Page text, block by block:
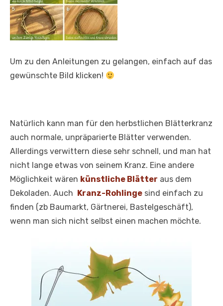
Um zu den Anleitungen zu gelangen, einfach auf das
gewünschte Bild klicken!
Natürlich kann man für den herbstlichen Blätterkranz
auch normale, unpräparierte Blätter verwenden.
Allerdings verwittern diese sehr schnell, und man hat
nicht lange etwas von seinem Kranz. Eine andere
Möglichkeit wären künstliche Blätter aus dem
Dekoladen. Auch
Kranz-Rohlinge sind einfach zu
finden (zb Baumarkt, Gärtnerei, Bastelgeschäft),
wenn man sich nicht selbst einen machen möchte.